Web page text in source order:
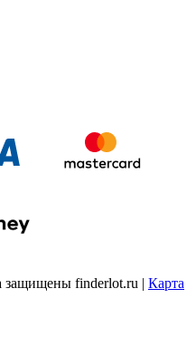
защищены finderlot.ru
Карта